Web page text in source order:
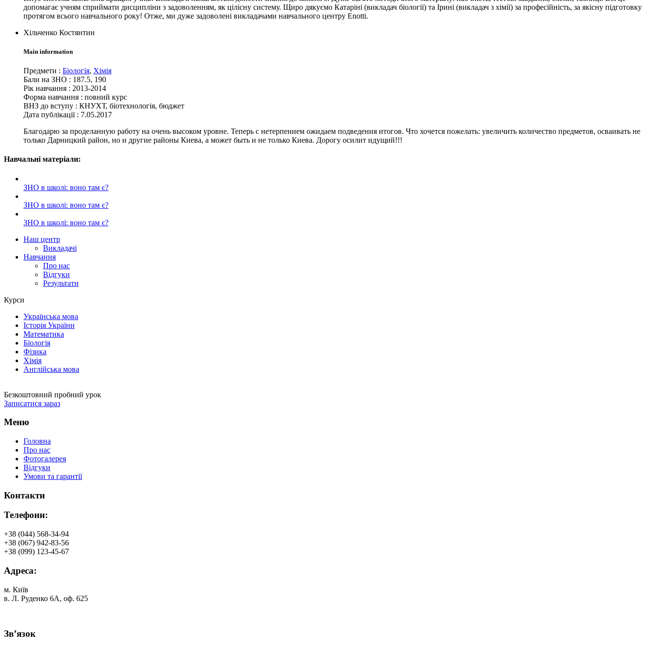
допомагає учням сприймати дисципліни з задоволенням, як цілісну систему. Щиро дякуємо Катаріні (викладач біології) та Ірині (викладач з хімії) за професійність, за якісну підготовку
протягом всього навчального року! Отже, ми дуже задоволені викладачами навчального центру Enotti.
Хільченко Костянтин
Main information
Предмети : Біологія, Хімія
Бали на ЗНО : 187.5, 190
Рік навчання : 2013-2014
Форма навчання : повний курс
ВНЗ до вступу : КНУХТ, біотехнологія, бюджет
Дата публікації : 7.05.2017
Благодарю за проделанную работу на очень высоком уровне. Теперь с нетерпением ожидаем подведения итогов. Что хочется пожелать: увеличить количество предметов, осваивать не
только Дарницкий район, но и другие районы Киева, а может быть и не только Киева. Дорогу осилит идущий!!!
Навчальні матеріали:
ЗНО в школі: воно там є?
ЗНО в школі: воно там є?
ЗНО в школі: воно там є?
Наш центр
Викладачі
Навчання
Про нас
Відгуки
Результати
Курси
Українська мова
Історія України
Математика
Біологія
Фізика
Хімія
Англійська мова
Безкоштовний пробний урок
Записатися зараз
Меню
Головна
Про нас
Фотогалерея
Відгуки
Умови та гарантії
Контакти
Телефони:
+38 (044) 568-34-94
+38 (067) 942-83-56
+38 (099) 123-45-67
Адреса:
м. Київ
в. Л. Руденко 6А, оф. 625
Зв’язок